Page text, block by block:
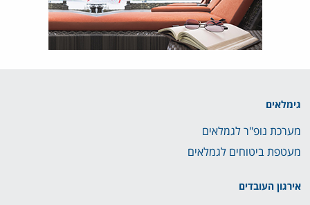
גימלאים
מערכת נופ"ר לגמלאים
מעטפת ביטוחים לגמלאים
אירגון העובדים